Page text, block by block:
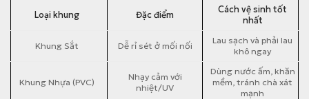
Loại khung Đặc điểm
Cách vệ sinh tốt
nhất
Khung Sắt Dễ rỉ sét ở mối nối
Lau sạch và phải lau
khô ngay
Khung Nhựa (PVC)
Nhạy cảm với
nhiệt/UV
Dùng nước ấm, khăn
mềm, tránh chà xát
mạnh